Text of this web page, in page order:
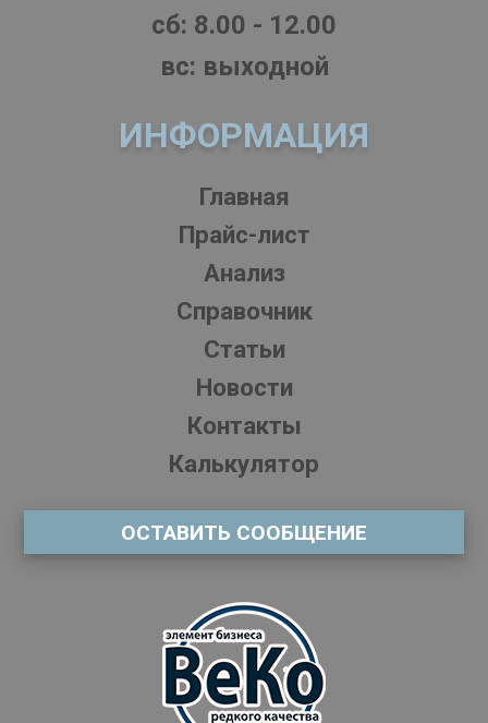
cб: 8.00 - 12.00
вс: выходной
ИНФОРМАЦИЯ
Главная
Прайс-лист
Анализ
Справочник
Статьи
Новости
Контакты
Калькулятор
ОСТАВИТЬ СООБЩЕНИЕ